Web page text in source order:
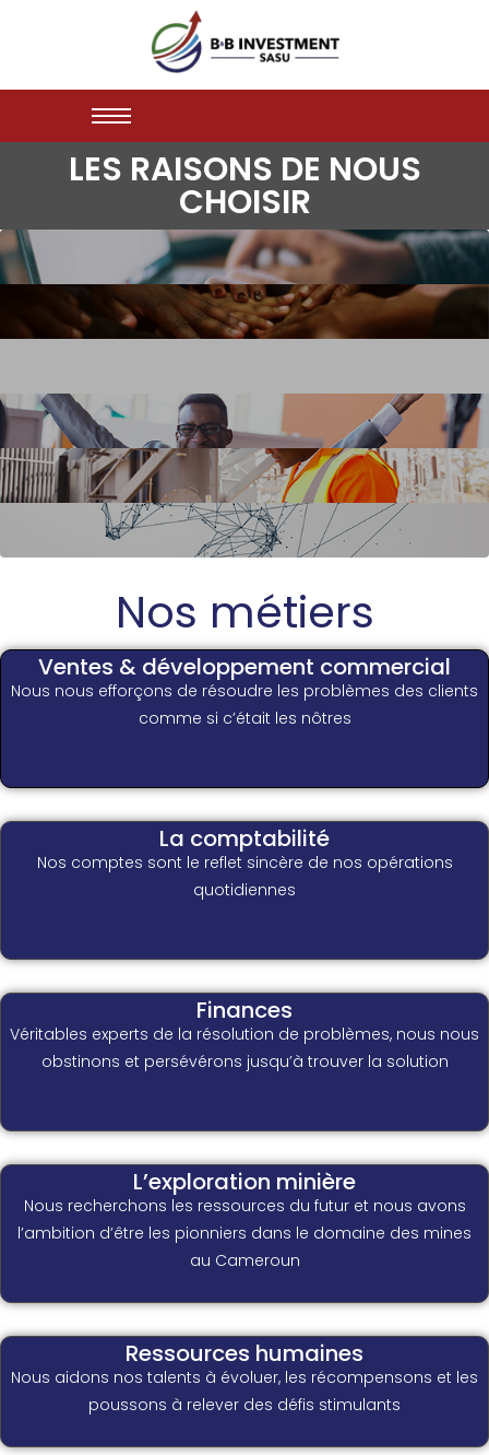
LES RAISONS DE NOUS
CHOISIR
Nos métiers
Ventes & développement commercial
Nous nous efforçons de résoudre les problèmes des clients
comme si c’était les nôtres
La comptabilité
Nos comptes sont le reflet sincère de nos opérations
quotidiennes
Finances
Véritables experts de la résolution de problèmes, nous nous
obstinons et persévérons jusqu’à trouver la solution
L’exploration minière
Nous recherchons les ressources du futur et nous avons
l’ambition d’être les pionniers dans le domaine des mines
au Cameroun
Ressources humaines
Nous aidons nos talents à évoluer, les récompensons et les
poussons à relever des défis stimulants